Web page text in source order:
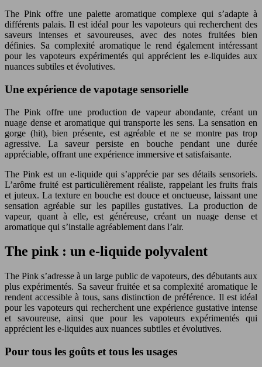
The Pink offre une palette aromatique complexe qui s’adapte à
différents palais. Il est idéal pour les vapoteurs qui recherchent des
saveurs intenses et savoureuses, avec des notes fruitées bien
définies. Sa complexité aromatique le rend également intéressant
pour les vapoteurs expérimentés qui apprécient les e-liquides aux
nuances subtiles et évolutives.
Une expérience de vapotage sensorielle
The Pink offre une production de vapeur abondante, créant un
nuage dense et aromatique qui transporte les sens. La sensation en
gorge (hit), bien présente, est agréable et ne se montre pas trop
agressive. La saveur persiste en bouche pendant une durée
appréciable, offrant une expérience immersive et satisfaisante.
The Pink est un e-liquide qui s’apprécie par ses détails sensoriels.
L’arôme fruité est particulièrement réaliste, rappelant les fruits frais
et juteux. La texture en bouche est douce et onctueuse, laissant une
sensation agréable sur les papilles gustatives. La production de
vapeur, quant à elle, est généreuse, créant un nuage dense et
aromatique qui s’installe agréablement dans l’air.
The pink : un e-liquide polyvalent
The Pink s’adresse à un large public de vapoteurs, des débutants aux
plus expérimentés. Sa saveur fruitée et sa complexité aromatique le
rendent accessible à tous, sans distinction de préférence. Il est idéal
pour les vapoteurs qui recherchent une expérience gustative intense
et savoureuse, ainsi que pour les vapoteurs expérimentés qui
apprécient les e-liquides aux nuances subtiles et évolutives.
Pour tous les goûts et tous les usages